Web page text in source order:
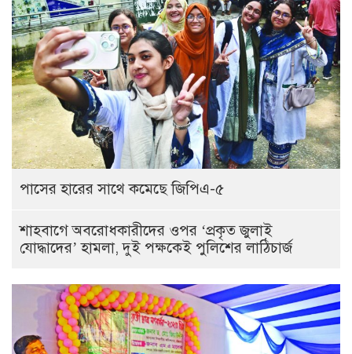
পাসের হারের সাথে কমেছে জিপিএ-৫
শাহবাগে অবরোধকারীদের ওপর ‘প্রকৃত জুলাই
যোদ্ধাদের’ হামলা, দুই পক্ষকেই পুলিশের লাঠিচার্জ